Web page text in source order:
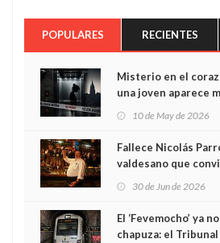
POPULARES RECIENTES
Misterio en el
una joven aparece
cámaras captan sus
minutos
10 de May de 2026
Fallece Nicolás
valdesano que
30 de Jun de 2026
El ‘Fevemocho’ ya
chapuza: el